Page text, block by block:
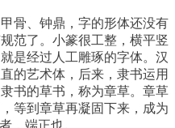
骨、钟鼎，字的形体还没有
范了。小篆很工整，横平竖
是经过人工雕琢的字体。汉
的艺术体，后来，隶书运用
书的草书，称为章草。章草
等到章草再凝固下来，成为
，端正也。